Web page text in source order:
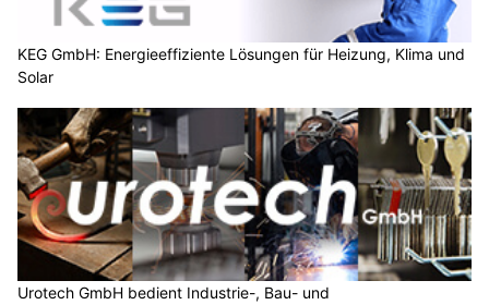
KEG GmbH: Energieeffiziente Lösungen für Heizung, Klima und
Solar
Urotech GmbH bedient Industrie-, Bau- und